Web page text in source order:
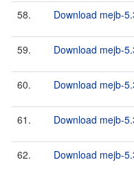
58. Download mejb-
59. Download mejb-
60. Download mejb-
61. Download mejb-
62. Download mejb-